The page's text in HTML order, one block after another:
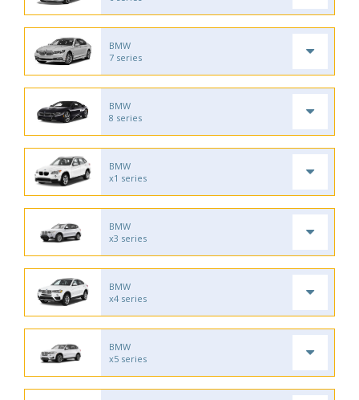
BMW
7 series
BMW
8 series
BMW
x1 series
BMW
x3 series
BMW
x4 series
BMW
x5 series